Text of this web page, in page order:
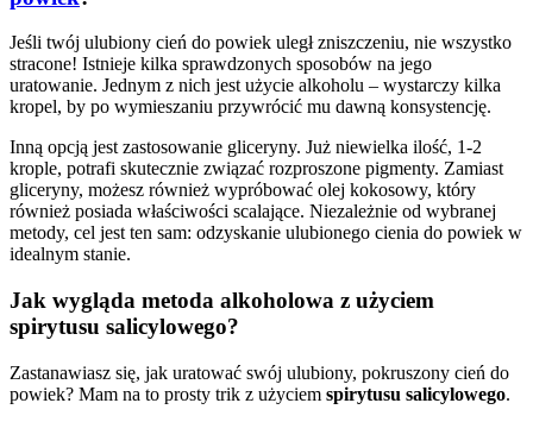
Jeśli twój ulubiony cień do powiek uległ zniszczeniu, nie wszystko
stracone! Istnieje kilka sprawdzonych sposobów na jego
uratowanie. Jednym z nich jest użycie alkoholu – wystarczy kilka
kropel, by po wymieszaniu przywrócić mu dawną konsystencję.
Inną opcją jest zastosowanie gliceryny. Już niewielka ilość, 1-2
krople, potrafi skutecznie związać rozproszone pigmenty. Zamiast
gliceryny, możesz również wypróbować olej kokosowy, który
również posiada właściwości scalające. Niezależnie od wybranej
metody, cel jest ten sam: odzyskanie ulubionego cienia do powiek w
idealnym stanie.
Jak wygląda metoda alkoholowa z użyciem
spirytusu salicylowego?
Zastanawiasz się, jak uratować swój ulubiony, pokruszony cień do
powiek? Mam na to prosty trik z użyciem spirytusu salicylowego.